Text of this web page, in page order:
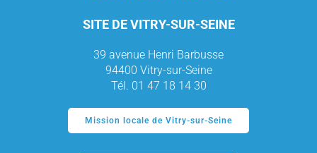
SITE DE VITRY-SUR-SEINE
39 avenue Henri Barbusse
94400 Vitry-sur-Seine
Tél. 01 47 18 14 30
Mission locale de Vitry-sur-Seine